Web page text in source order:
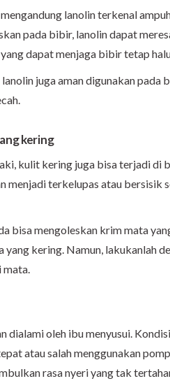
lanolin terkenal
pada bibir, lanolin dapat
dapat menjaga bibir tetap
juga aman digunakan pada
kering
kulit kering juga bisa terjadi di
menjadi terkelupas atau bersisik
bisa mengoleskan krim mata
kering. Namun, lakukanlah
mata.
dialami oleh ibu menyusui.
atau salah menggunakan
rasa nyeri yang tak